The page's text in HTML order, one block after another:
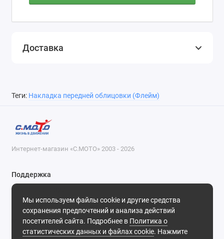
Доставка
Теги: Накладка передней облицовки (Флейм)
Мы используем файлы cookie и другие средства
сохранения предпочтений и анализа действий
посетителей сайта. Подробнее в Политика о
статистических данных и файлах cookie. Нажмите
Интернет-магазин «С.МОТО» 2003 - 2026
Поддержка
8-800-55-00-327
Будни, с 09-30 до 18-30
Мы в сети